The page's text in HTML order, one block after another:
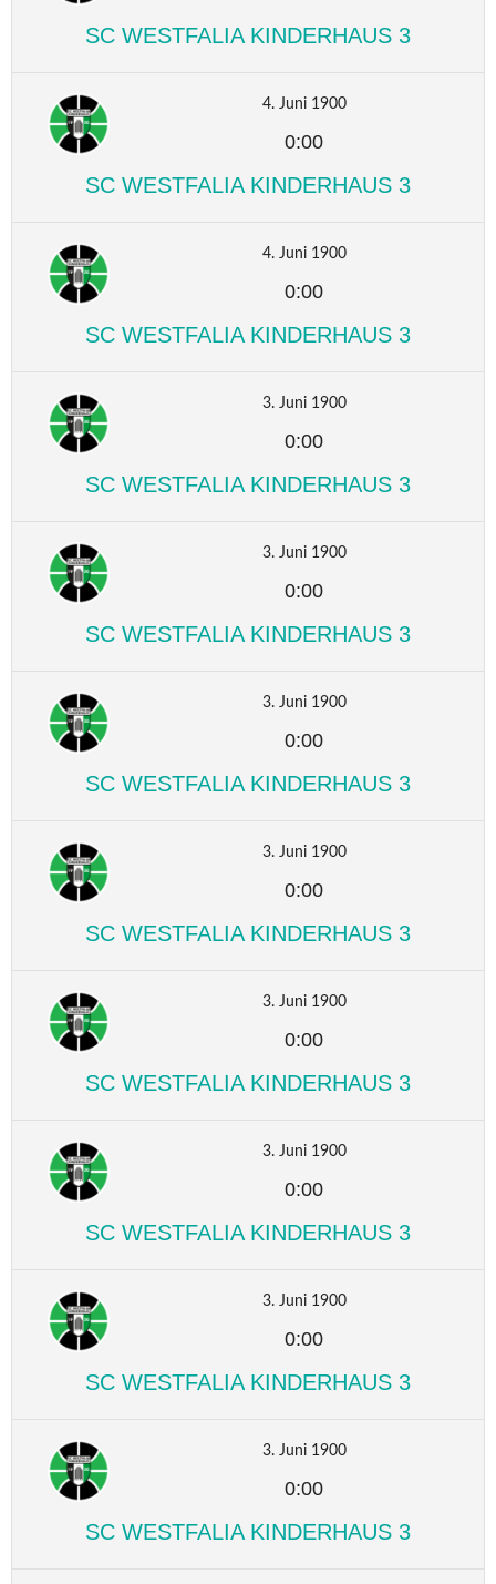
SC WESTFALIA KINDERHAUS 3
4. Juni 1900
0:00
SC WESTFALIA KINDERHAUS 3
4. Juni 1900
0:00
SC WESTFALIA KINDERHAUS 3
3. Juni 1900
0:00
SC WESTFALIA KINDERHAUS 3
3. Juni 1900
0:00
SC WESTFALIA KINDERHAUS 3
3. Juni 1900
0:00
SC WESTFALIA KINDERHAUS 3
3. Juni 1900
0:00
SC WESTFALIA KINDERHAUS 3
3. Juni 1900
0:00
SC WESTFALIA KINDERHAUS 3
3. Juni 1900
0:00
SC WESTFALIA KINDERHAUS 3
3. Juni 1900
0:00
SC WESTFALIA KINDERHAUS 3
3. Juni 1900
0:00
SC WESTFALIA KINDERHAUS 3